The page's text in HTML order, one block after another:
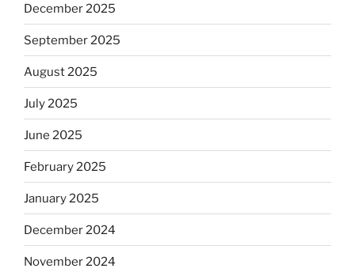
December 2025
September 2025
August 2025
July 2025
June 2025
February 2025
January 2025
December 2024
November 2024